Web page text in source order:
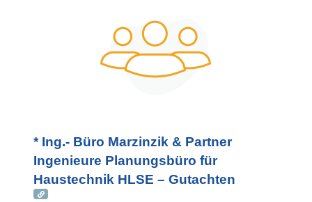
* Ing.- Büro Marzinzik & Partner
Ingenieure Planungsbüro für
Haustechnik HLSE – Gutachten